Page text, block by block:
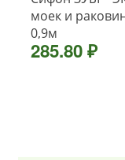
моек и
0,9м
285.80 ₽